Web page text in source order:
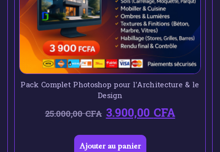
Pack Complet Photoshop pour l’Architecture & le
Design
25.000,00CFA 3.900,00CFA
Ajouter au panier